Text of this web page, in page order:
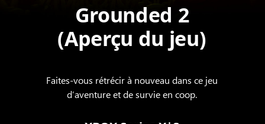
Grounded 2
(Aperçu du jeu)
Faites-vous rétrécir à nouveau dans ce jeu
d’aventure et de survie en coop.